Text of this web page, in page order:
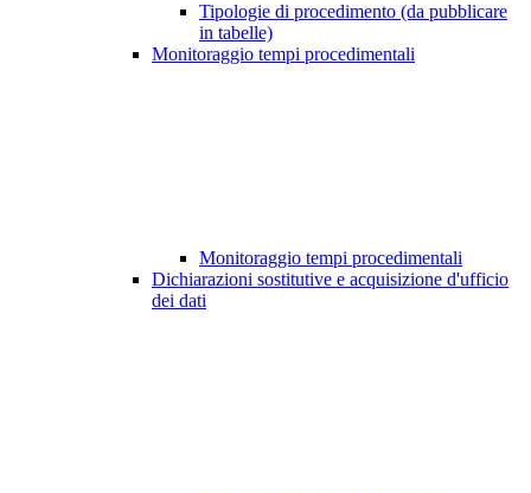
Tipologie di procedimento (da pubblicare
in tabelle)
Monitoraggio tempi procedimentali
Monitoraggio tempi procedimentali
Dichiarazioni sostitutive e acquisizione d'ufficio
dei dati